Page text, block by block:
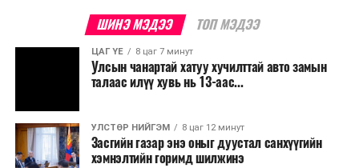
Трамвайн системийг хөгжүүлснээр нийтийн тээвэрт
суурилсан хот төлөвлөлтийг дэмжиж, шугам болон
зогсоолуудыг түшиглэсэн худалдаа, үйлчилгээ, орон
сууцны шинэ бүсүүд бий болох боломжтой. Үүний
зэрэгцээ ажлын байр нэмэгдэх, жижиг, дунд
бизнесийн үйл ажиллагаа өргөжих, үл хөдлөх
хөрөнгийн үнэ цэнэ өсөх зэрэг эдийн засгийн эерэг
үр нөлөө үзүүлнэ гэж тооцсон байна.
ШИНЭ МЭДЭЭ ТОП МЭДЭЭ
ЦАГ ҮЕ 8 цаг 7 минут
Улсын чанартай хатуу хучилттай авто замын
талаас илүү хувь нь 13-аас...
УЛСТӨР НИЙГЭМ 8 цаг 12 минут
Засгийн газар энэ оныг дуустал санхүүгийн
хэмнэлтийн горимд шилжинэ